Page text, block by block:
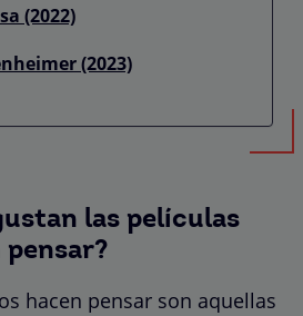
(2022)
(2023)
las películas
pensar?
hacen pensar son aquellas